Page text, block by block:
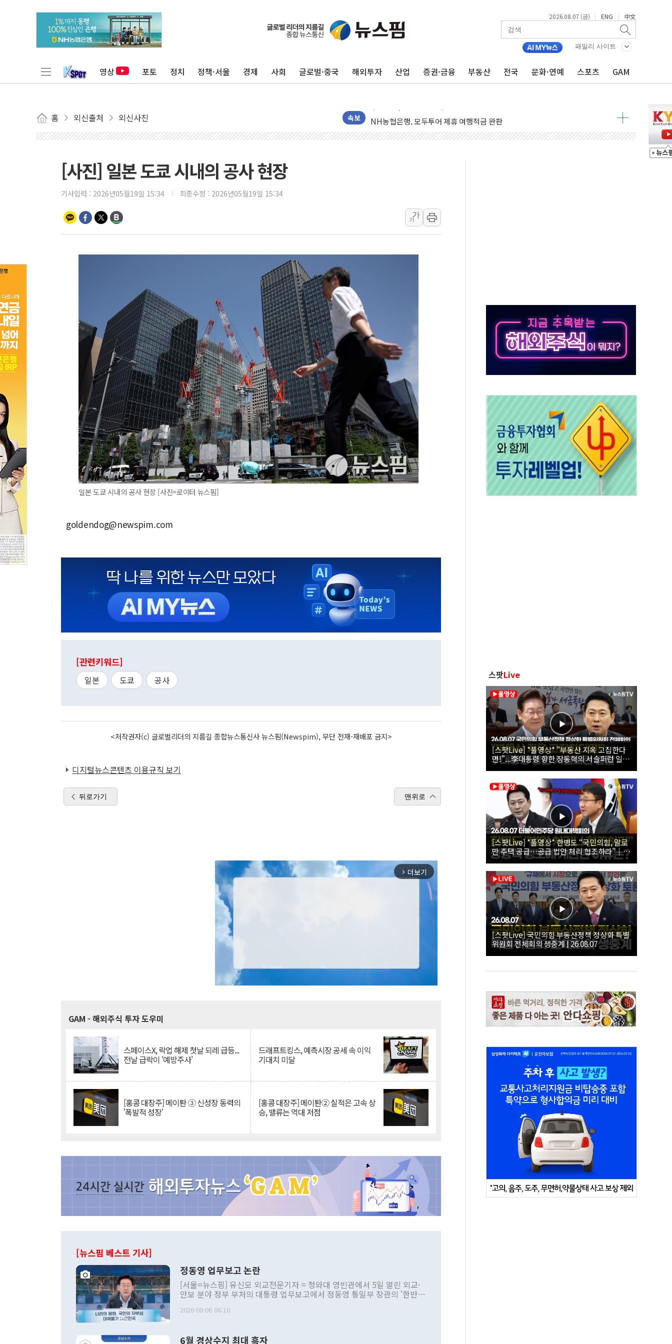
2026.08.07 (금) | ENG | 中文
패밀리 사이트
영상 포토 정치 정책·서울 경제 사회 글로벌·중국 해외투자 산업 증권·금융 부동산 전국 문화·연예 스포츠 GAM
홈 외신출처 외신사진 속보
전남광주 화정역 인근 도로 4중 추돌…1명 심정지·5명 부상
'해병 순직 책임' 임성근 전 사단장 항소심도 징역 3년
헥토이노베이션, 상반기 매출 첫 2000억원 돌파
NH농협은행, 모두투어 제휴 여행적금 완판
민병덕 "오늘 67개 점포 영업 재개...장바구니에 홈플러스 담아달라" 호소
종합특검, '尹 관저 이전 감사 무마' 유병호 구속 기소
"최대 2시간 앞서 침수 예측"…건설연, AI 위험기상 기술 개발
유니슨 "국내생산세액공제·인증제도 개선 수혜 기대"
창호 교체하다 난간 무너져…대전서 50대 일용직 추락 사망
장동혁 "규제와 대출 풀고 재개발·재건축 촉진하는 것이 부동산 정상화"
경찰, '300억대 사기 혐의' 차가원 대표 구속 송치
[사진] 일본 도쿄 시내의 공사 현장
기사입력 : 2026년05월19일 15:34 최종수정 : 2026년05월19일 15:34
가
가
일본 도쿄 시내의 공사 현장 [사진=로이터 뉴스핌]
goldendog@newspim.com
[관련키워드]
일본 도쿄 공사
<저작권자(c) 글로벌리더의 지름길 종합뉴스통신사 뉴스핌(Newspim), 무단 전재-재배포 금지>
디지털뉴스콘텐츠 이용규칙 보기
뒤로가기 맨위로
arrow_forward_ios 더보기
GAM - 해외주식 투자 도우미
스페이스X, 락업 해제 첫날 되레 급등...
전날 급락이 '예방주사'
드래프트킹스, 예측시장 공세 속 이익
기대치 미달
[홍콩 대장주] 메이퇀 ③ 신성장 동력의
'폭발적 성장'
[홍콩 대장주] 메이퇀② 실적은 고속 상
승, 밸류는 역대 저점
[뉴스핌 베스트 기사]
정동영 업무보고 논란
[서울=뉴스핌] 유신모 외교전문기자 = 청와대 영빈관에서 5일 열린 외교·
안보 분야 정부 부처의 대통령 업무보고에서 정동영 통일부 장관의 '한반도
발언 중에는 정부 내 조율을 거치지 않은 사안을 정책으로 추진하겠다고 공
2026-08-06 06:10
6월 경상수지 최대 흑자
스팟Live
[스팟Live] *풀영상* "부동산 지옥 고집한다
면!"...李대통령 향한 장동혁의 서슬퍼런 일갈
| 26.08.07 국민의힘 부동산정책 정상화 특별
위원회 전체회의
[스팟Live] *풀영상* 한병도 “국민의힘, 말로
만 주택 공급…공급 법안 처리 협조하라”｜
26.08.07 더불어민주당 원내대책회의
[스팟Live] 국민의힘 부동산정책 정상화 특별
위원회 전체회의 생중계 | 26.08.07